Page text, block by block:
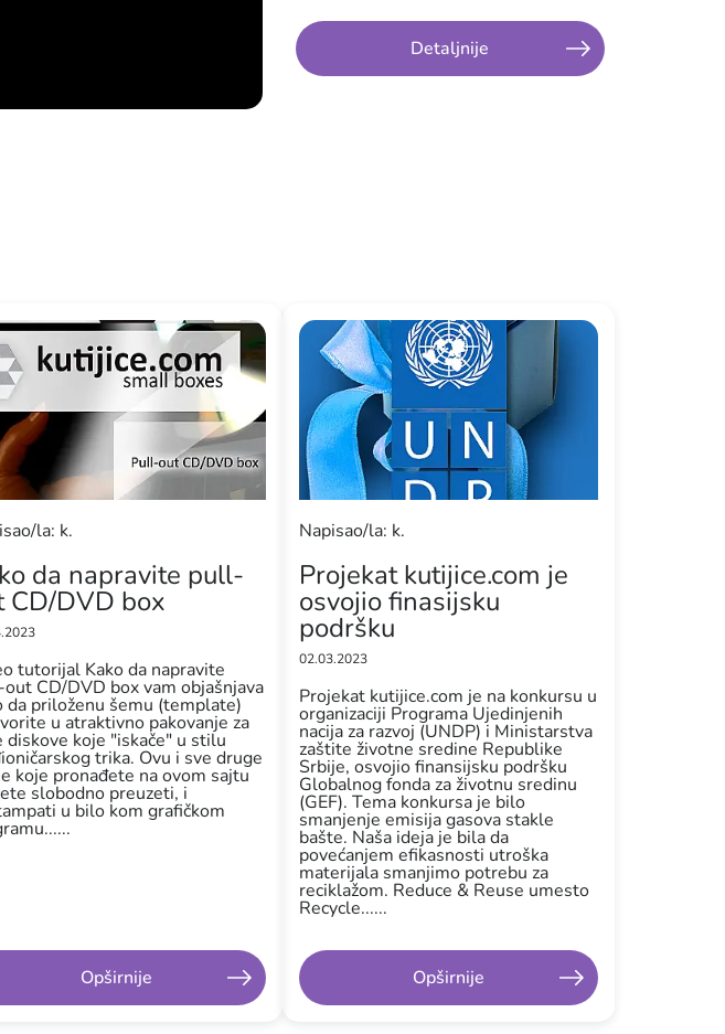
Detaljnije
la: k.
da napravite pull-
CD/DVD box
tutorijal Kako da napravite
CD/DVD box vam objašnjava
da priloženu šemu (template)
u atraktivno pakovanje za
diskove koje "iskače" u stilu
trika. Ovu i sve druge
koje pronađete na ovom sajtu
slobodno preuzeti, i
u bilo kom grafičkom
Opširnije
Napisao/la: k.
Projekat kutijice.com je
osvojio finasijsku
podršku
02.03.2023
Projekat kutijice.com je na konkursu u
organizaciji Programa Ujedinjenih
nacija za razvoj (UNDP) i Ministarstva
zaštite životne sredine Republike
Srbije, osvojio finansijsku podršku
Globalnog fonda za životnu sredinu
(GEF). Tema konkursa je bilo
smanjenje emisija gasova stakle
bašte. Naša ideja je bila da
povećanjem efikasnosti utroška
materijala smanjimo potrebu za
reciklažom. Reduce & Reuse umesto
Recycle......
Opširnije